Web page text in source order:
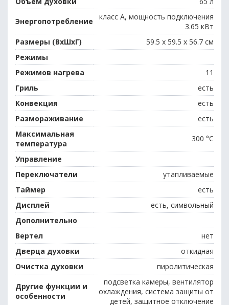
Энергопотребление
класс А, мощность подключения
3.65 кВт
Размеры (ВхШхГ)
59.5 х 59.5 x 56.7 см
Режимы
Режимов нагрева
11
Гриль
есть
Конвекция
есть
Размораживание
есть
Максимальная
температура
300 °С
Управление
Переключатели
утапливаемые
Таймер
есть
Дисплей
есть, символьный
Дополнительно
Вертел
нет
Дверца духовки
откидная
Очистка духовки
пиролитическая
Другие функции и
особенности
подсветка камеры, вентилятор
охлаждения, система защиты от
детей, защитное отключение